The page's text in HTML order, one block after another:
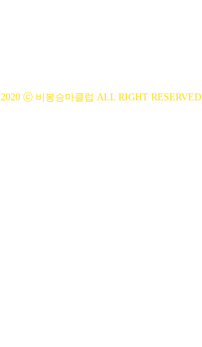
2020 ⓒ 비봉승마클럽 ALL RIGHT RESERVED